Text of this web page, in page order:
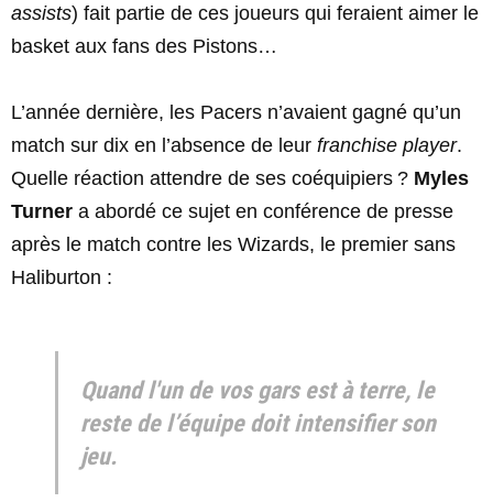
assists) fait partie de ces joueurs qui feraient aimer le
basket aux fans des Pistons…
L’année dernière, les Pacers n’avaient gagné qu’un
match sur dix en l’absence de leur franchise player.
Quelle réaction attendre de ses coéquipiers ? Myles
Turner a abordé ce sujet en conférence de presse
après le match contre les Wizards, le premier sans
Haliburton :
Quand l'un de vos gars est à terre, le
reste de l’équipe doit intensifier son
jeu.